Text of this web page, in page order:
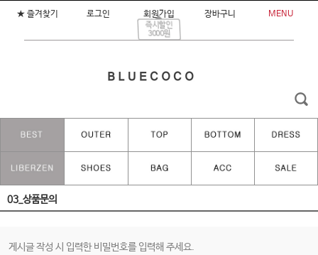
★ 즐겨찾기 로그인 회원가입
즉시할인
3000원
장바구니 MENU
03_상품문의
게시글 작성 시 입력한 비밀번호를 입력해 주세요.